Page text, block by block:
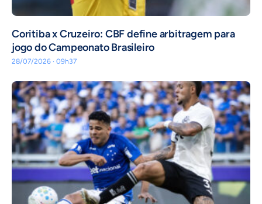
Coritiba x Cruzeiro: CBF define arbitragem para
jogo do Campeonato Brasileiro
28/07/2026 · 09h37